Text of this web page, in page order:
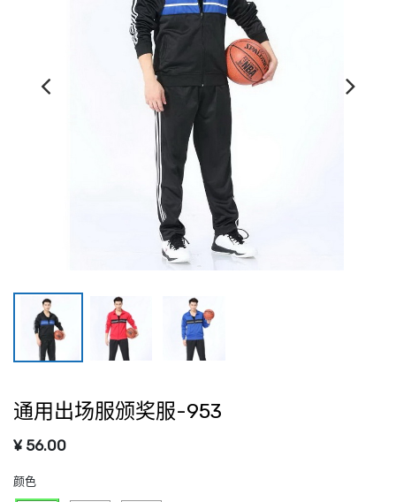
通用出场服颁奖服-953
¥ 56.00
颜色